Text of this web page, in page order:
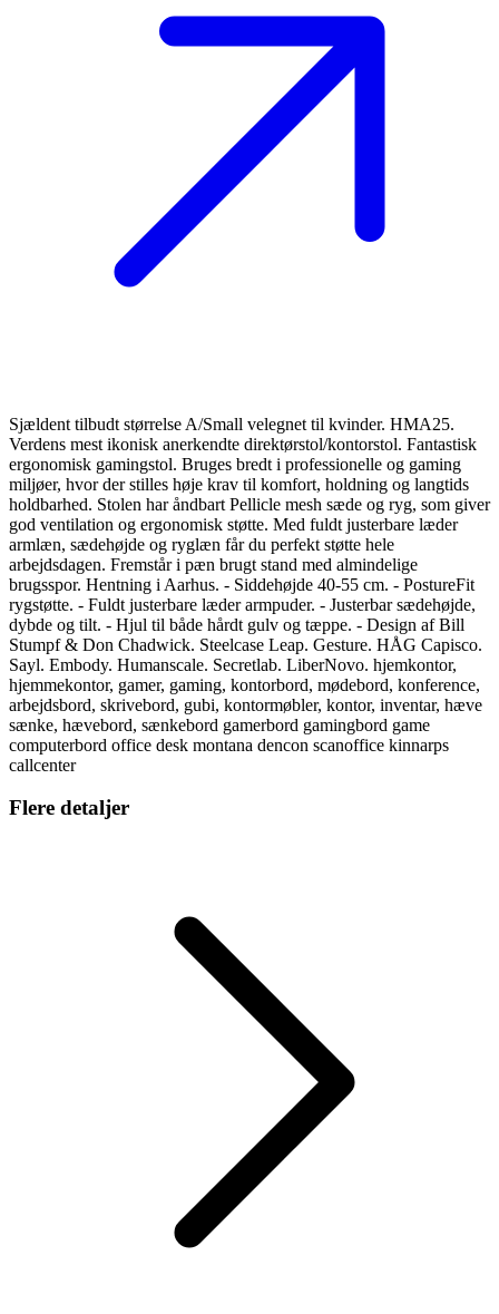
Sjældent tilbudt størrelse A/Small velegnet til kvinder. HMA25.
Verdens mest ikonisk anerkendte direktørstol/kontorstol. Fantastisk
ergonomisk gamingstol. Bruges bredt i professionelle og gaming
miljøer, hvor der stilles høje krav til komfort, holdning og langtids
holdbarhed. Stolen har åndbart Pellicle mesh sæde og ryg, som giver
god ventilation og ergonomisk støtte. Med fuldt justerbare læder
armlæn, sædehøjde og ryglæn får du perfekt støtte hele
arbejdsdagen. Fremstår i pæn brugt stand med almindelige
brugsspor. Hentning i Aarhus. - Siddehøjde 40-55 cm. - PostureFit
rygstøtte. - Fuldt justerbare læder armpuder. - Justerbar sædehøjde,
dybde og tilt. - Hjul til både hårdt gulv og tæppe. - Design af Bill
Stumpf & Don Chadwick. Steelcase Leap. Gesture. HÅG Capisco.
Sayl. Embody. Humanscale. Secretlab. LiberNovo. hjemkontor,
hjemmekontor, gamer, gaming, kontorbord, mødebord, konference,
arbejdsbord, skrivebord, gubi, kontormøbler, kontor, inventar, hæve
sænke, hævebord, sænkebord gamerbord gamingbord game
computerbord office desk montana dencon scanoffice kinnarps
callcenter
Flere detaljer